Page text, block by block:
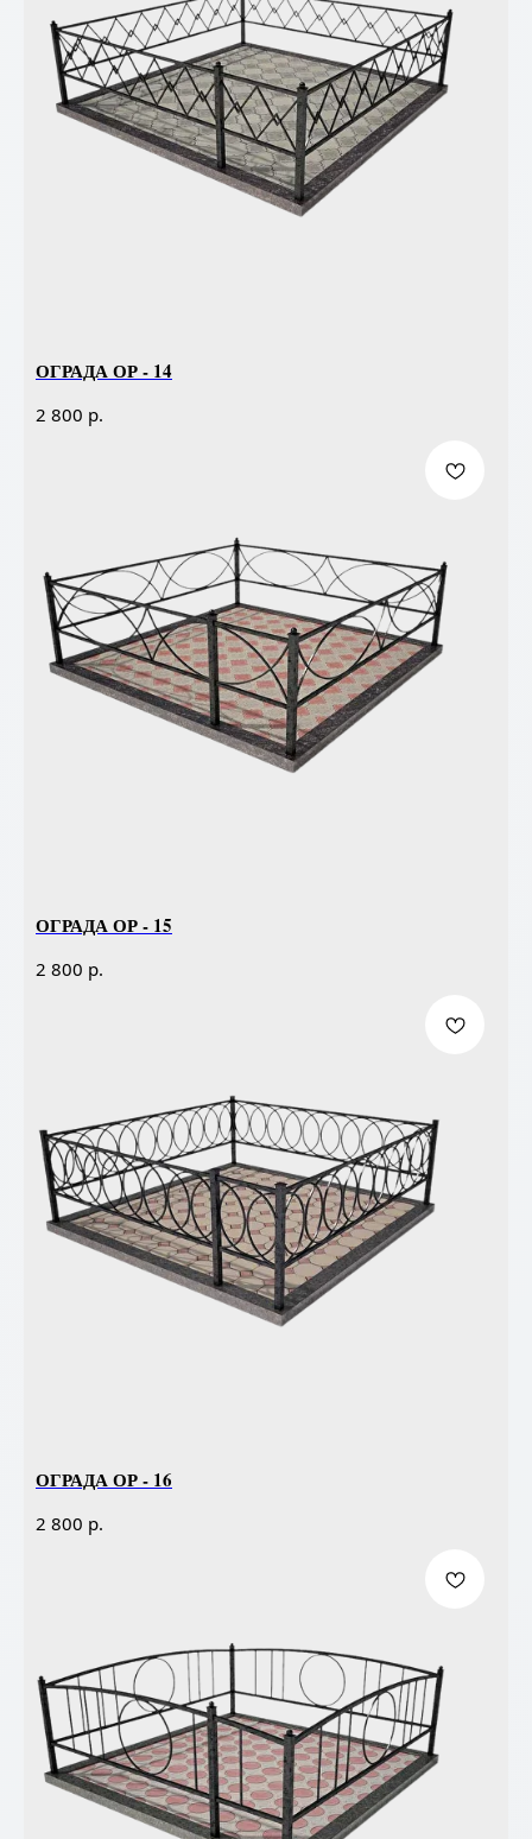
ОГРАДА ОР - 14
2 800 р.
ОГРАДА ОР - 15
2 800 р.
ОГРАДА ОР - 16
2 800 р.